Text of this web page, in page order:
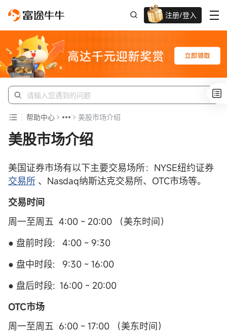
注册/登入
高达千元奖赏
帮助中心 美股市场介绍
美股市场介绍
美国证券市场有以下主要交易场所：NYSE纽约证券
交易所 、Nasdaq纳斯达克交易所、OTC市场等。
交易时间
周一至周五 4:00 ~ 20:00 （美东时间）
● 盘前时段: 4:00 ~ 9:30
● 盘中时段: 9:30 ~ 16:00
● 盘后时段: 16:00 ~ 20:00
OTC市场
周一至周五 6:00 ~ 17:00 （美东时间）